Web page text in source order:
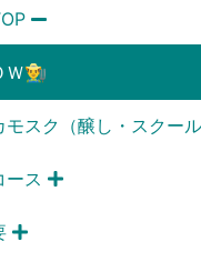
👨‍🌾
スク（醸し・スクール
ース